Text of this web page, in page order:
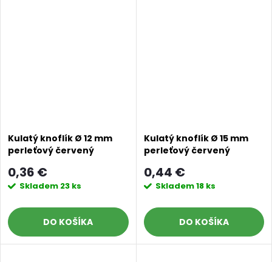
Kulatý knoflík Ø 12 mm
perleťový červený
0,36 €
Skladem 23 ks
DO KOŠÍKA
Kulatý knoflík Ø 15 mm
perleťový červený
0,44 €
Skladem18 ks
DO KOŠÍKA